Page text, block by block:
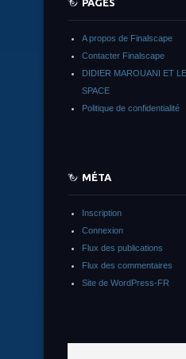
PAGES
A propos de Finalscape
Contacter Finalscape
DIDIER MAROUANI ET
SPACE
Politique de confidentialité
MÉTA
Inscription
Connexion
Flux des publications
Flux des commentaires
Site de WordPress-FR